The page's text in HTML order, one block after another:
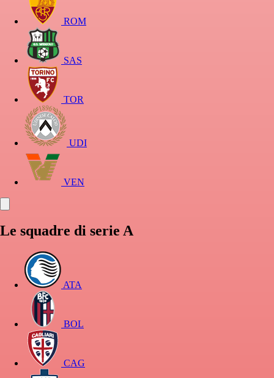
ROM
SAS
TOR
UDI
VEN
Le squadre di serie A
ATA
BOL
CAG